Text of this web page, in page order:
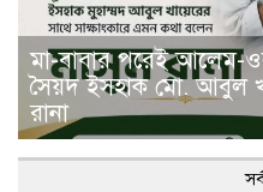
মা-বাবার পরেই আলেম-
সৈয়দ ইসহাক মো. আবুল
রানা